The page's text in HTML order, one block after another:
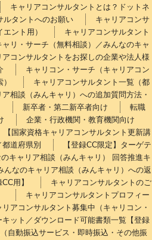
キャリアコンサルタントとは？ドットネ
ルタントへのお願い
キャリアコンサ
ント用）
キャリアコンサルタント
ャリ・サーチ（無料相談）／みんなのキャ
アコンサルタントをお探しの企業や法人様
キャリコン・サーチ（キャリアコン
キャリアコンサルタント一覧（都
相談（みんキャリ）への追加質問方法・
新卒者・第二新卒者向け
転職
企業・行政機関・教育機関向け
【国家資格キャリアコンサルタント更新講
道府県別
【登録CC限定】ターゲテ
キャリア相談（みんキャリ） 回答推進キ
んなのキャリア相談（みんキャリ）への返
用】
キャリアコンサルタントのご
キャリアコンサルタントプロフィー
リアコンサルタント募集中（キャリコン・
キット／ダウンロード可能書類一覧【登録
自動振込サービス・即時振込・その他振